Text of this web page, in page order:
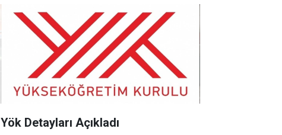
Yök Detayları Açıkladı